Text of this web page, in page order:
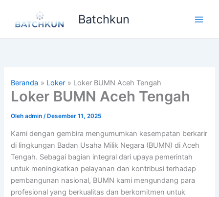
konten
Batchkun
Beranda Loker Loker BUMN Aceh Tengah
Loker BUMN Aceh Tengah
Olehadmin/ Desember 11, 2025
Kami dengan gembira mengumumkan kesempatan berkarir
di lingkungan Badan Usaha Milik Negara (BUMN) di Aceh
Tengah. Sebagai bagian integral dari upaya pemerintah
untuk meningkatkan pelayanan dan kontribusi terhadap
pembangunan nasional, BUMN kami mengundang para
profesional yang berkualitas dan berkomitmen untuk